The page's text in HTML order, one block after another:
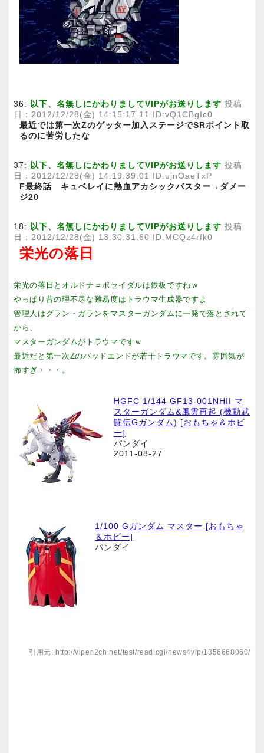
36: 以下、名無しにかわりましてVIPがお送りします 投稿
日：2012/12/28(金) 14:15:17.11 ID:vQ1CBgIc0
最近では第一次Zのゲッター加入ステージでSRポイント取
るのに苦労したな
37: 以下、名無しにかわりましてVIPがお送りします 投稿
日：2012/12/28(金) 14:19:39.01 ID:ujnOaeTxP
F最終話 キュベレイに熱血アカシックバスター→ダメー
ジ20
18: 以下、名無しにかわりましてVIPがお送りします 投稿
日：2012/12/28(金) 13:30:31.60 ID:MCQz4rfk0
栄光の落日
栄光の落日とオルドナ＝ポセイダルは鉄板ですねｗ
やっぱり昔の理不尽な難易度はトラウマ生成器ですよ
管理人はグラン・ガランをマスターガンダムに一発で落とされて
から、
マスターガンダムがトラウマですｗ
最近だと第一次Zのバッドエンドが若干トラウマです。雰囲気が
怖すぎ・・・。
HGFC 1/144 GF13-001NHII マ
スターガンダム&風雲再起 (機動武
闘伝Gガンダム) [おもちゃ＆ホビ
ー]
バンダイ
2011-08-27
1/100 Gガンダム マスター [おもちゃ
＆ホビー]
バンダイ
引用元: http://viper.2ch.net/test/read.cgi/news4vip/1356668060/